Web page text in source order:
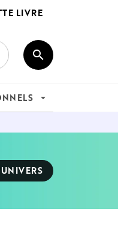
LIVRE
search
arrow_drop_down